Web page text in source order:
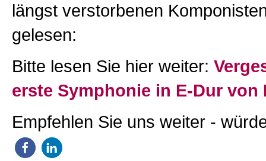
längst verstorbenen
gelesen:
Bitte lesen Sie hier weiter:
erste Symphonie in E-Dur von
Empfehlen Sie uns weiter -